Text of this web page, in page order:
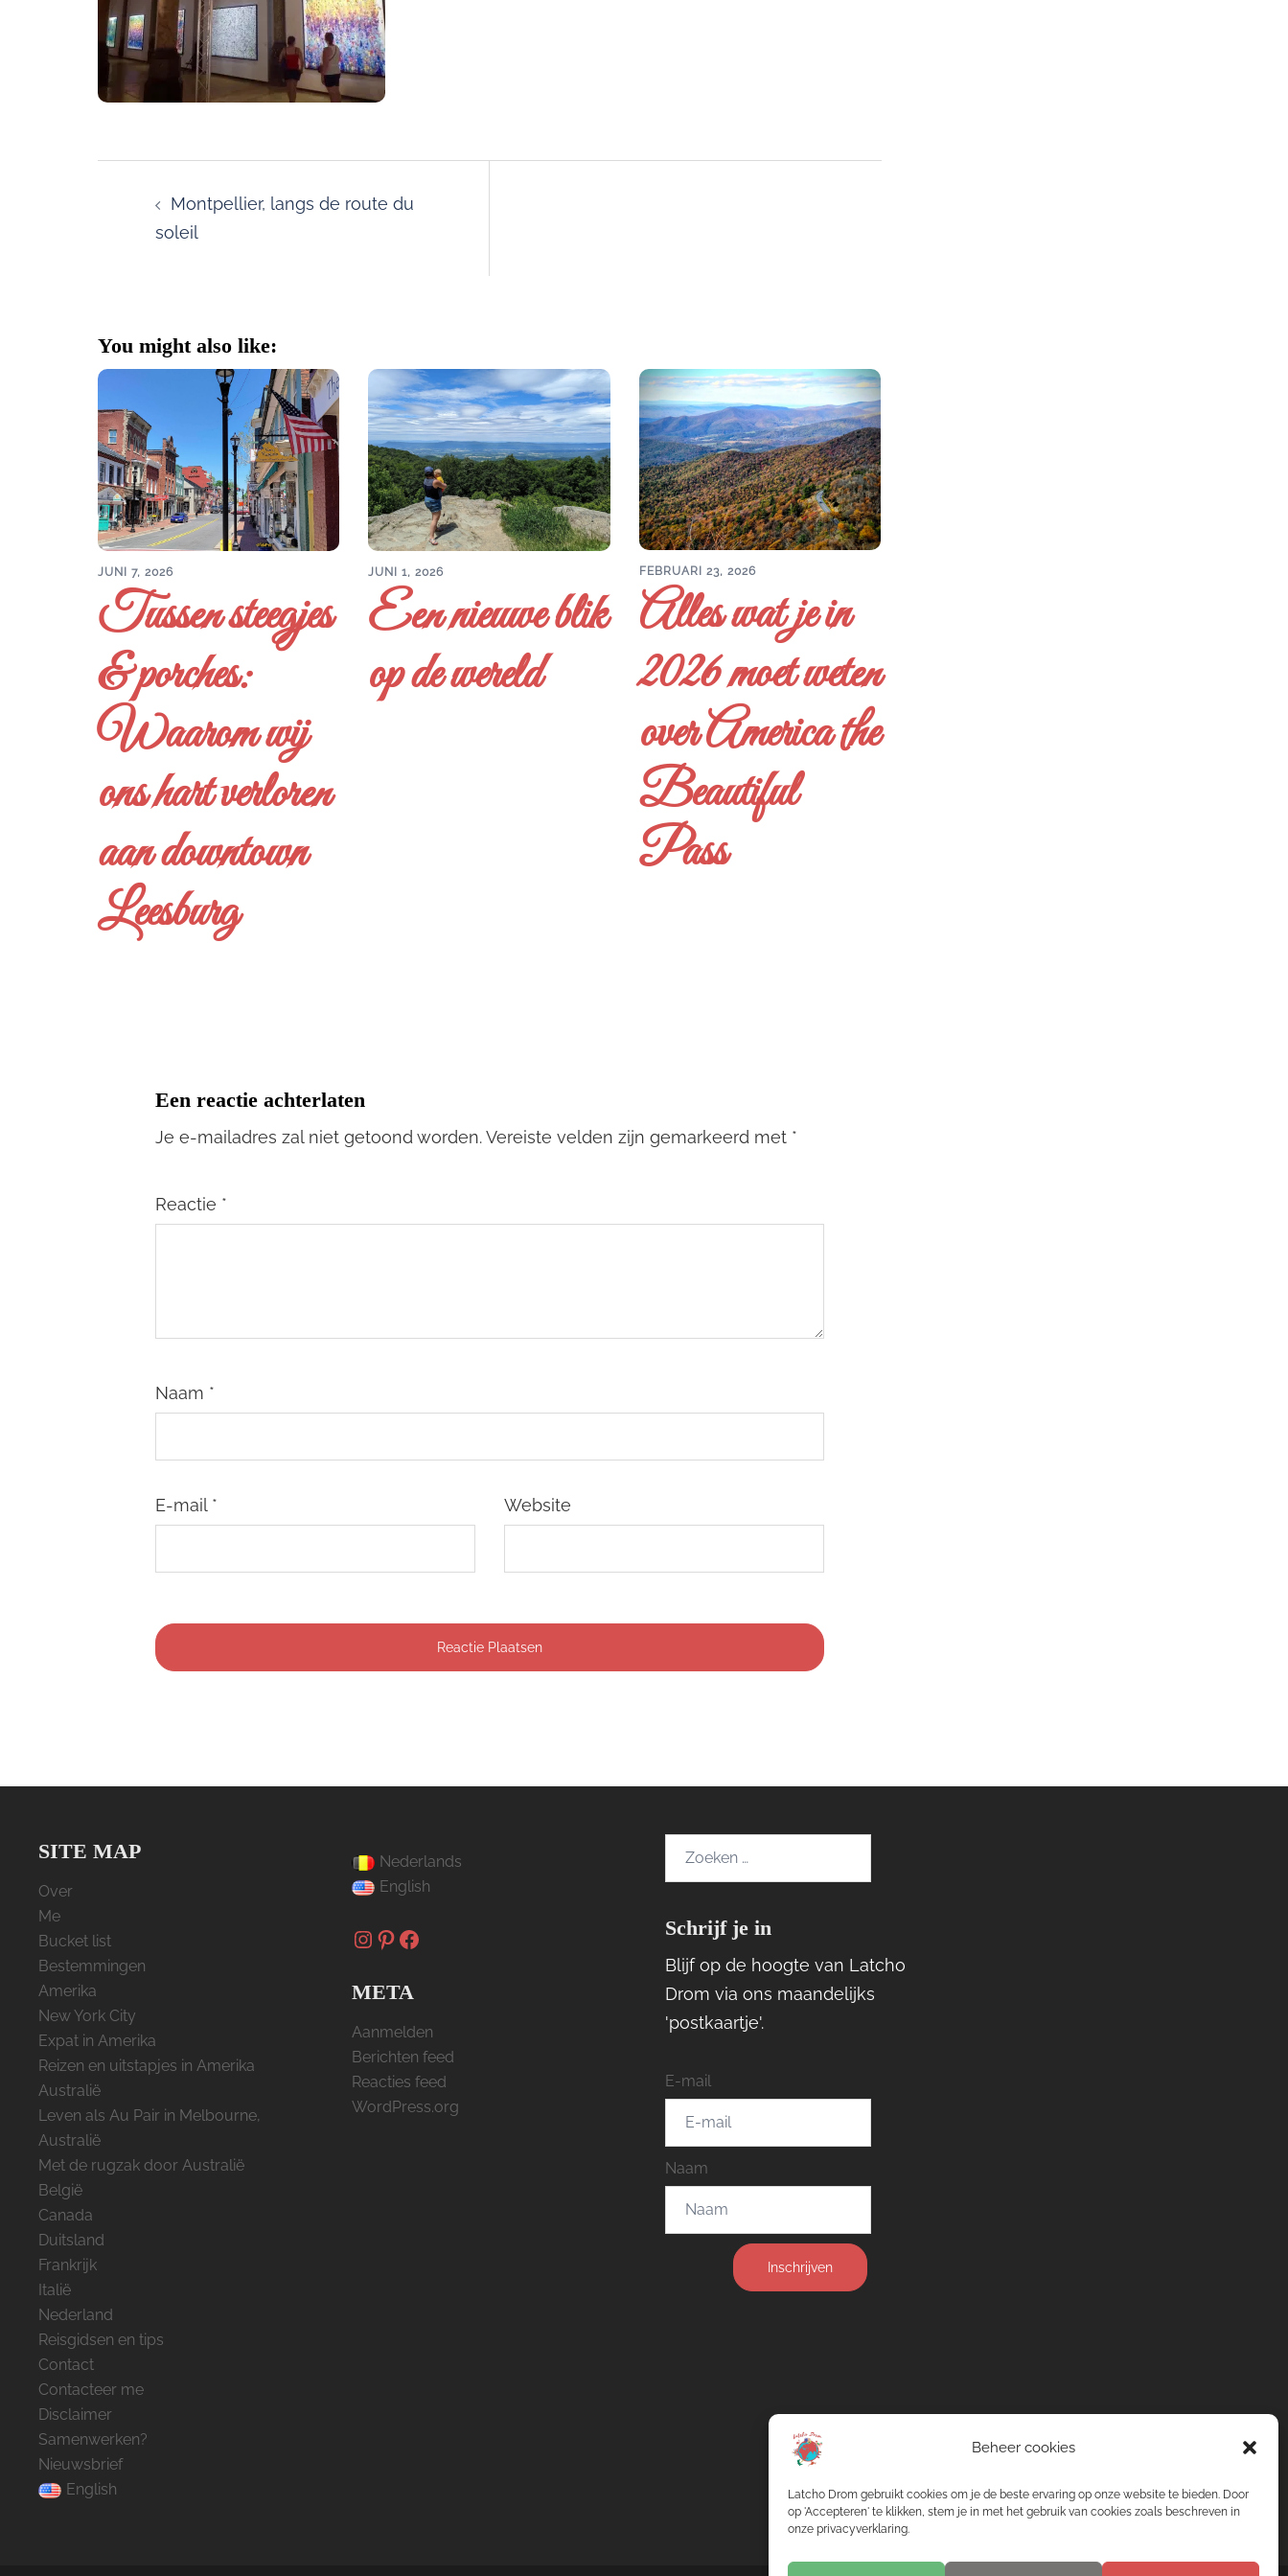
Beheer cookies
Latcho Drom gebruikt cookies om je de beste ervaring op onze website te bieden. Door
op 'Accepteren' te klikken, stem je in met het gebruik van cookies zoals beschreven in
onze privacyverklaring.
navigationMontpellier, langs de route du
soleil
You might also like:
JUNI 7, 2026
Tussen steegjes
& porches:
Waarom wij
ons hart verloren
aan downtown
Leesburg
JUNI 1, 2026
Een nieuwe blik
op de wereld
FEBRUARI 23, 2026
Alles wat je in
2026 moet weten
over America the
Beautiful
Pass
Een reactie achterlaten
Je e-mailadres zal niet getoond worden.Vereiste velden zijn gemarkeerd met *
Reactie *
Naam *
E-mail * Website
SITE MAP
Over
Me
Bucket list
Bestemmingen
Amerika
New York City
Expat in Amerika
Reizen en uitstapjes in Amerika
Australië
Leven als Au Pair in Melbourne,
Australië
Met de rugzak door Australië
België
Canada
Duitsland
Frankrijk
Italië
Nederland
Reisgidsen en tips
Contact
Contacteer me
Disclaimer
Samenwerken?
Nieuwsbrief
English
Nederlands
English
Instagram
Pinterest
Facebook
META
Aanmelden
Berichten feed
Reacties feed
WordPress.org
Schrijf je in
Blijf op de hoogte van Latcho
Drom via ons maandelijks
'postkaartje'.
E-mail
Naam
Inschrijven